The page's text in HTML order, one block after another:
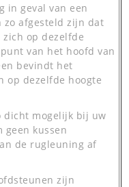
in geval van een
afgesteld zijn dat
op dezelfde
van het hoofd van
bevindt het
op dezelfde hoogte
dicht mogelijk bij uw
geen kussen
de rugleuning af
zijn